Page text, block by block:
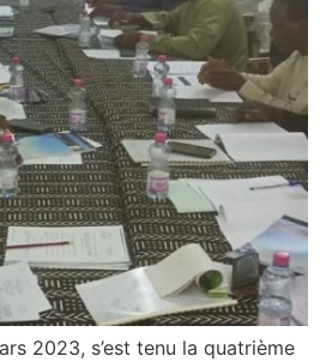
2023, s’est tenu la quatrième